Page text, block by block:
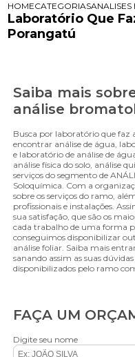
HOMECATEGORIAS
Laboratório Que
Porangatú
Saiba mais
análise
Busca por laboratório que
encontrar análise de água,
e laboratório de análise de
análise física do solo, análise
serviços do segmento de
Soloquímica. Com a
sobre os serviços do ramo,
profissionais e instalações.
sua satisfação, que são os
cada trabalho de uma forma
conseguimos disponibilizar
análise foliar. Saiba mais
sanando assim as suas
disponibilizados pelo ramo
FAÇA UM
Digite seu nome